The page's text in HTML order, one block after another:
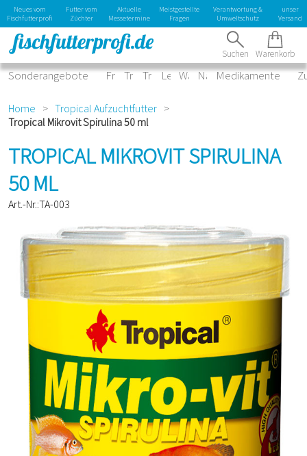
Neues vom
Fischfutterprofi
Futter vom
Züchter
Aktuelle
Messetermine
Meistgestellte
Fragen
Verantwortung &
Umweltschutz
unser
Versand
Warenkorb
Suchen
Sonderangebote Frostfutter
Trockenfutter
Tropical Sortiment
Lebendfutter
Wasserpflege
Naturprodukte
Medikamente
Home > Tropical Aufzuchtfutter >
Tropical Mikrovit Spirulina 50 ml
TROPICAL MIKROVIT SPIRULINA
50 ML
Art.-Nr.:TA-003
laden